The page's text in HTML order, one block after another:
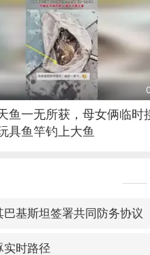
鱼一无所获，母女俩临时
具鱼竿钓上大鱼
巴基斯坦签署共同防务协议
实时路径